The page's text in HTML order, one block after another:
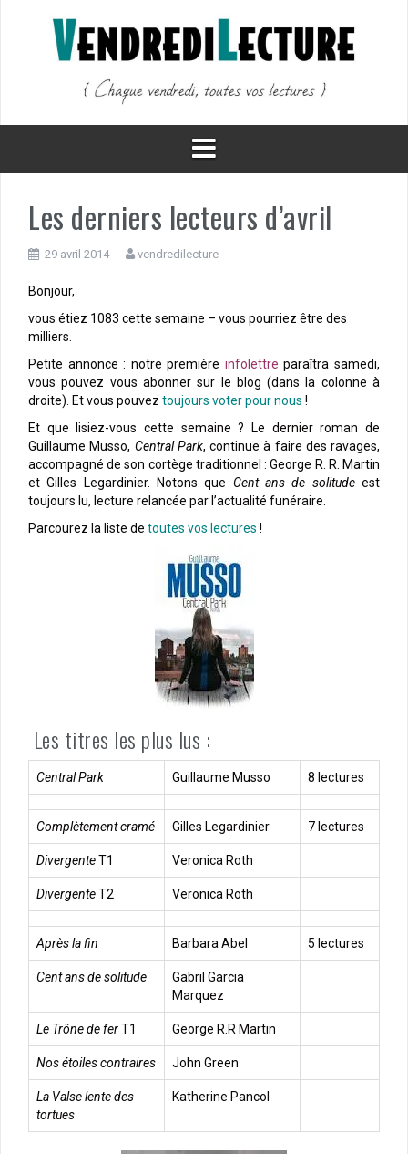
Les derniers lecteurs d’avril
29 avril 2014 vendredilecture
Bonjour,
vous étiez 1083 cette semaine – vous pourriez être des
milliers.
Petite annonce : notre première infolettre paraîtra samedi,
vous pouvez vous abonner sur le blog (dans la colonne à
droite). Et vous pouvez toujours voter pour nous !
Et que lisiez-vous cette semaine ? Le dernier roman de
Guillaume Musso, Central Park, continue à faire des ravages,
accompagné de son cortège traditionnel : George R. R. Martin
et Gilles Legardinier. Notons que Cent ans de solitudeest
toujours lu, lecture relancée par l’actualité funéraire.
Parcourez la liste de toutes vos lectures !
Les titres les plus lus :
Central Park Guillaume Musso 8 lectures
Complètement cramé Gilles Legardinier 7 lectures
DivergenteT1 Veronica Roth
DivergenteT2 Veronica Roth
Après la fin Barbara Abel 5 lectures
Cent ans de solitude
Gabril Garcia
Marquez
Le Trône de ferT1 George R.R Martin
Nos étoiles contraires John Green
La Valse lente des
tortues
Katherine Pancol